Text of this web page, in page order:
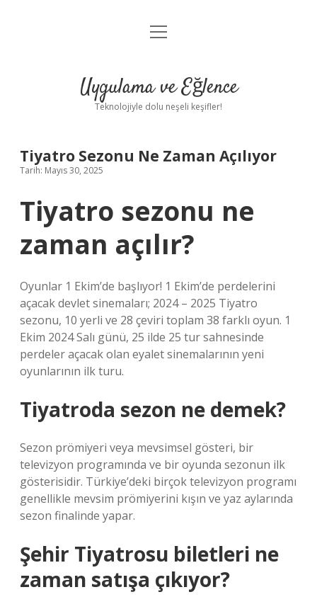
Anasayfa
Yasal Uyarı
menüyü
Uygulama ve Eğlence
Teknolojiyle dolu neşeli keşifler!
Tiyatro Sezonu Ne Zaman Açılıyor
Tarih: Mayıs 30, 2025
Tiyatro sezonu ne
zaman açılır?
Oyunlar 1 Ekim’de başlıyor! 1 Ekim’de perdelerini
açacak devlet sinemaları; 2024 – 2025 Tiyatro
sezonu, 10 yerli ve 28 çeviri toplam 38 farklı oyun. 1
Ekim 2024 Salı günü, 25 ilde 25 tur sahnesinde
perdeler açacak olan eyalet sinemalarının yeni
oyunlarının ilk turu.
Tiyatroda sezon ne demek?
Sezon prömiyeri veya mevsimsel gösteri, bir
televizyon programında ve bir oyunda sezonun ilk
gösterisidir. Türkiye’deki birçok televizyon programı
genellikle mevsim prömiyerini kışın ve yaz aylarında
sezon finalinde yapar.
Şehir Tiyatrosu biletleri ne
zaman satışa çıkıyor?